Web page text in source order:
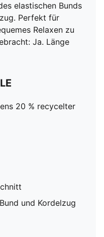
elastischen Bunds
Perfekt für
Relaxen zu
Ja. Länge
20 % recycelter
und Kordelzug